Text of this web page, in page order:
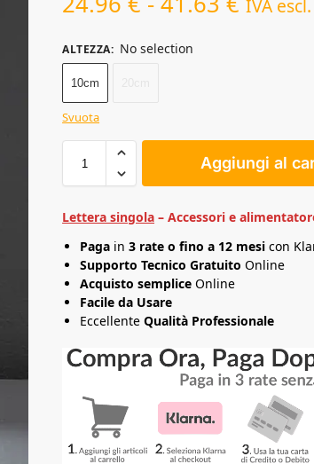
IVA escl.
ALTEZZA: No selection
10cm
Svuota
Aggiungi al
Lettera singola – Accessori e
Paga in3 rate o fino a 12 mesi con
Supporto Tecnico Gratuito Online
Acquisto semplice Online
Facile da Usare
EccellenteQualità Professionale